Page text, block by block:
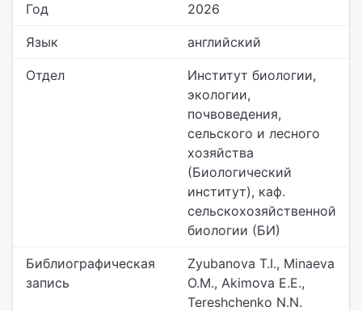
Год 2026
Язык английский
Отдел
Институт биологии,
экологии,
почвоведения,
сельского и лесного
хозяйства
(Биологический
институт), каф.
сельскохозяйственной
биологии (БИ)
Библиографическая
запись
Zyubanova T.I., Minaeva
O.M., Akimova E.E.,
Tereshchenko N.N.